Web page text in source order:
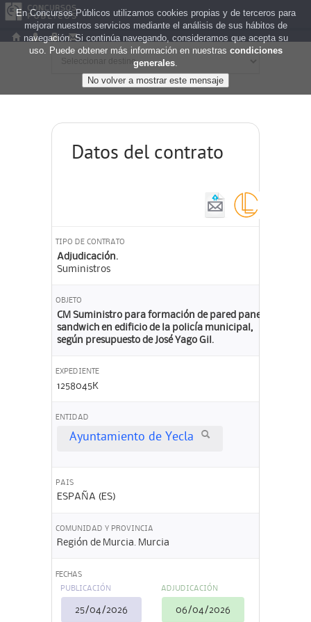
Datos del contrato
TIPO DE CONTRATO
Adjudicación.
Suministros
OBJETO
CM Suministro para formación de pared panel
sandwich en edificio de la policía municipal,
según presupuesto de José Yago Gil.
EXPEDIENTE
1258045K
ENTIDAD
Ayuntamiento de Yecla
PAIS
ESPAÑA (ES)
COMUNIDAD Y PROVINCIA
Región de Murcia. Murcia
FECHAS
PUBLICACIÓN
25/04/2026
ADJUDICACIÓN
06/04/2026
En Concursos Públicos utilizamos cookies propias y de terceros para
mejorar nuestros servicios mediante el análisis de sus hábitos de
navegación. Si continúa navegando, consideramos que acepta su
uso. Puede obtener más información en nuestras condiciones
generales.